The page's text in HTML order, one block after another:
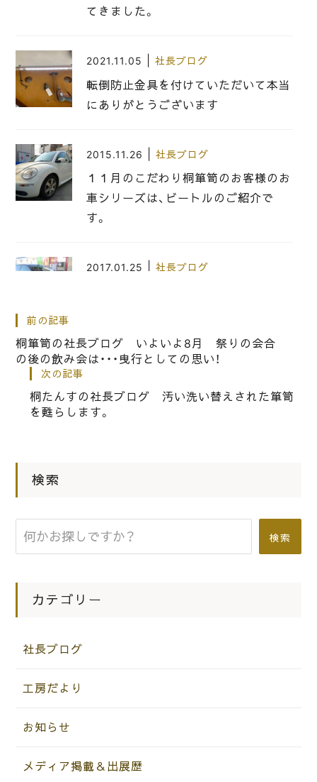
てきました。
2021.11.05 社長ブログ
転倒防止金具を付けていただいて本当
にありがとうございます
2015.11.26 社長ブログ
１１月のこだわり桐箪笥のお客様のお
車シリーズは、ビートルのご紹介で
す。
2017.01.25 社長ブログ
泉州桐たんすの社長ブログ 今年の9
こだわりの桐たんす 社長ブログ た
またま偶然！えー似すぎのホイールと
ナンバー(笑)
前の記事
桐箪笥の社長ブログ いよいよ8月 祭りの会合
の後の飲み会は・・・曳行としての思い！
次の記事
桐たんすの社長ブログ 汚い洗い替えされた箪笥
を甦らします。
検索
検索
カテゴリー
社長ブログ
工房だより
お知らせ
メディア掲載＆出展歴